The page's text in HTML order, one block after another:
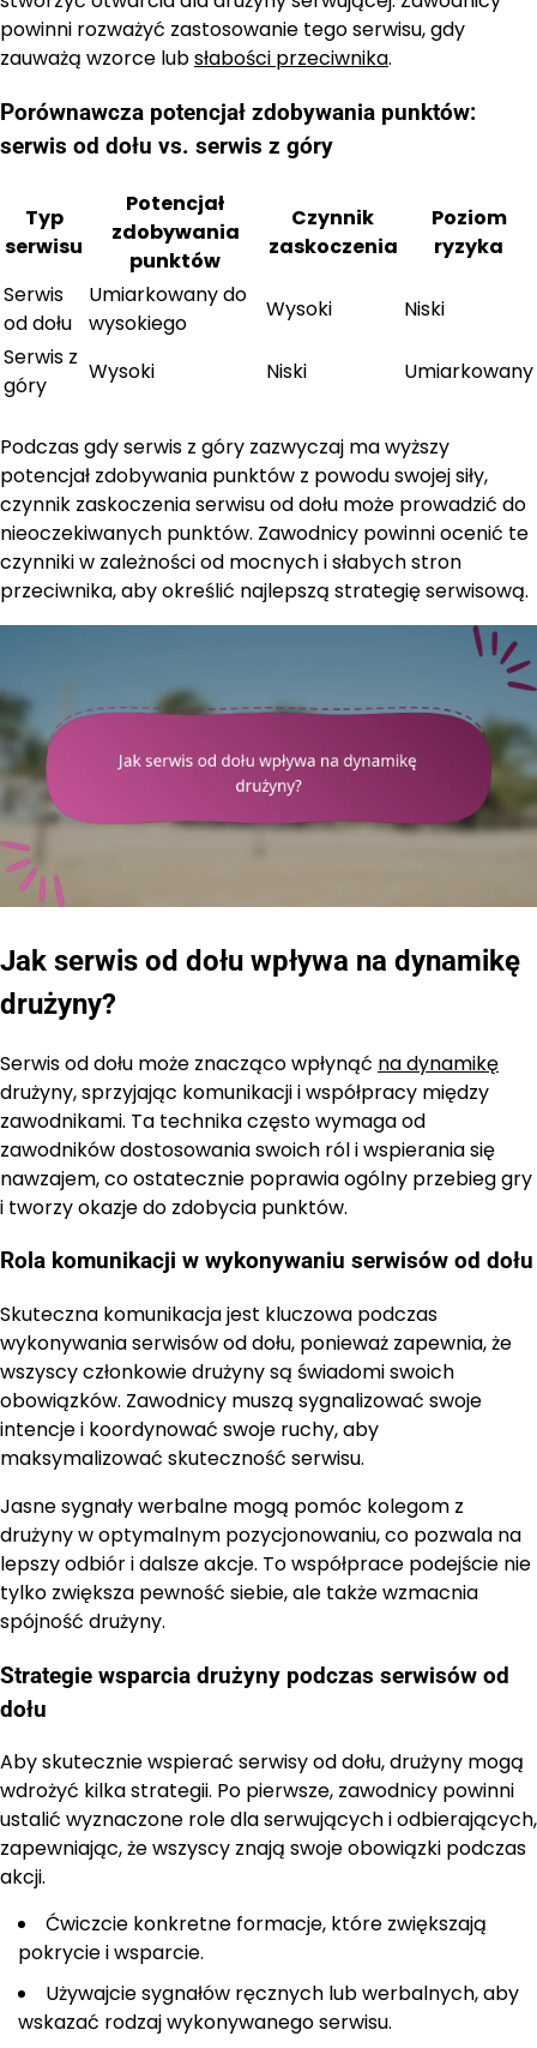
powinni rozważyć zastosowanie tego serwisu, gdy
zauważą wzorce lubsłabości przeciwnika.
Porównawcza potencjał zdobywania punktów:
serwis od dołu vs. serwis z góry
Typ
serwisu
Potencjał
zdobywania
punktów
Czynnik
zaskoczenia
Poziom
ryzyka
Serwis
od dołu
Umiarkowany do
wysokiego
Wysoki
Niski
Serwis z
góry
Wysoki Niski Umiarkowany
Podczas gdy serwis z góry zazwyczaj ma wyższy
potencjał zdobywania punktów z powodu swojej siły,
czynnik zaskoczenia serwisu od dołu może prowadzić do
nieoczekiwanych punktów. Zawodnicy powinni ocenić te
czynniki w zależności od mocnych i słabych stron
przeciwnika, aby określić najlepszą strategię serwisową.
Jak serwis od dołu wpływa na dynamikę
drużyny?
Serwis od dołu może znacząco wpłynąć na dynamikę
drużyny, sprzyjając komunikacji i współpracy między
zawodnikami. Ta technika często wymaga od
zawodników dostosowania swoich ról i wspierania się
nawzajem, co ostatecznie poprawia ogólny przebieg gry
i tworzy okazje do zdobycia punktów.
Rola komunikacji w wykonywaniu serwisów od dołu
Skuteczna komunikacja jest kluczowa podczas
wykonywania serwisów od dołu, ponieważ zapewnia, że
wszyscy członkowie drużyny są świadomi swoich
obowiązków. Zawodnicy muszą sygnalizować swoje
intencje i koordynować swoje ruchy, aby
maksymalizować skuteczność serwisu.
Jasne sygnały werbalne mogą pomóc kolegom z
drużyny w optymalnym pozycjonowaniu, co pozwala na
lepszy odbiór i dalsze akcje. To współprace podejście nie
tylko zwiększa pewność siebie, ale także wzmacnia
spójność drużyny.
Strategie wsparcia drużyny podczas serwisów od
dołu
Aby skutecznie wspierać serwisy od dołu, drużyny mogą
wdrożyć kilka strategii. Po pierwsze, zawodnicy powinni
ustalić wyznaczone role dla serwujących i odbierających,
zapewniając, że wszyscy znają swoje obowiązki podczas
akcji.
Ćwiczcie konkretne formacje, które zwiększają
pokrycie i wsparcie.
Używajcie sygnałów ręcznych lub werbalnych, aby
wskazać rodzaj wykonywanego serwisu.